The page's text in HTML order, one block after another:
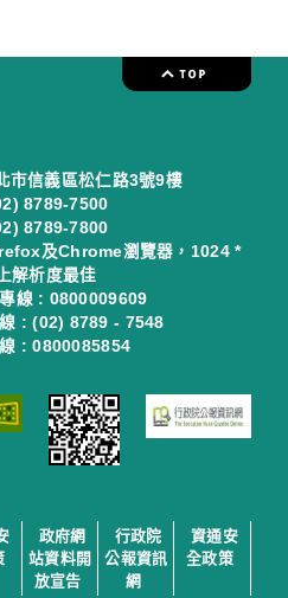
市信義區松仁路3號9樓
8789-7500
8789-7800
及Chrome瀏覽器，1024 *
解析度最佳
線 : 0800009609
: (02) 8789 - 7548
: 0800085854
政府網
站資料開
放宣告
行政院
公報資訊
網
資通安
全政策